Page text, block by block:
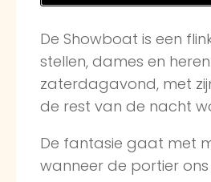
De Showboat is een
stellen, dames en
zaterdagavond, met
de rest van de nacht
De fantasie gaat met
wanneer de portier